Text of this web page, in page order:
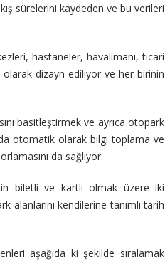
sürelerini kaydeden ve bu verileri
hastaneler, havalimanı, ticari
olarak dizayn ediliyor ve her birinin
basitleştirmek ve ayrıca otopark
otomatik olarak bilgi toplama ve
da sağlıyor.
biletli ve kartlı olmak üzere iki
alanlarını kendilerine tanımlı tarih
aşağıda ki şekilde sıralamak